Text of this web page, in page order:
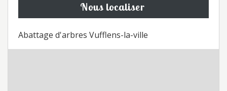
Nous localiser
Abattage d'arbres Vufflens-la-ville